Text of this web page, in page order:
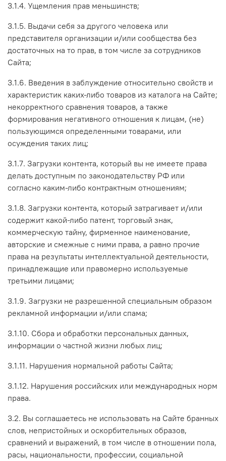
3.1.4. Ущемления прав меньшинств;
3.1.5. Выдачи себя за другого человека или
представителя организации и/или сообщества без
достаточных на то прав, в том числе за сотрудников
Сайта;
3.1.6. Введения в заблуждение относительно свойств и
характеристик каких-либо товаров из каталога на Сайте;
некорректного сравнения товаров, а также
формирования негативного отношения к лицам, (не)
пользующимся определенными товарами, или
осуждения таких лиц;
3.1.7. Загрузки контента, который вы не имеете права
делать доступным по законодательству РФ или
согласно каким-либо контрактным отношениям;
3.1.8. Загрузки контента, который затрагивает и/или
содержит какой-либо патент, торговый знак,
коммерческую тайну, фирменное наименование,
авторские и смежные с ними права, а равно прочие
права на результаты интеллектуальной деятельности,
принадлежащие или правомерно используемые
третьими лицами;
3.1.9. Загрузки не разрешенной специальным образом
рекламной информации и/или спама;
3.1.10. Сбора и обработки персональных данных,
информации о частной жизни любых лиц;
3.1.11. Нарушения нормальной работы Сайта;
3.1.12. Нарушения российских или международных норм
права.
3.2. Вы соглашаетесь не использовать на Сайте бранных
слов, непристойных и оскорбительных образов,
сравнений и выражений, в том числе в отношении пола,
расы, национальности, профессии, социальной